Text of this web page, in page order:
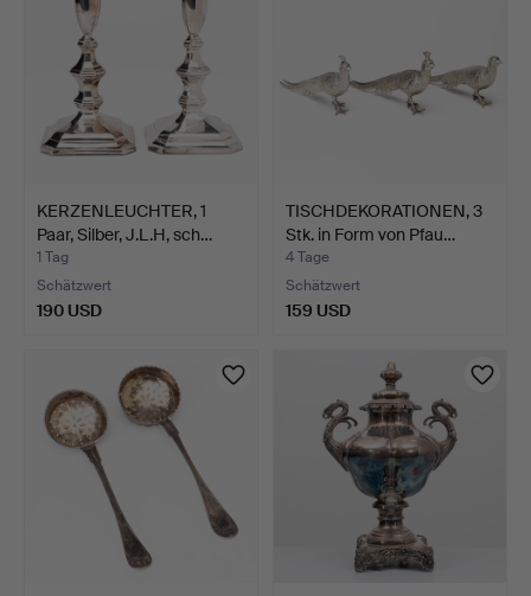
KERZENLEUCHTER, 1
Paar, Silber, J.L.H, sch…
1 Tag
Schätzwert
190 USD
TISCHDEKORATIONEN, 3
Stk. in Form von Pfau…
4 Tage
Schätzwert
159 USD